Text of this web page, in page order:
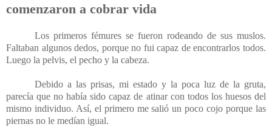
comenzaron a cobrar vida
Los primeros fémures se fueron rodeando de sus muslos.
Faltaban algunos dedos, porque no fui capaz de encontrarlos todos.
Luego la pelvis, el pecho y la cabeza.
Debido a las prisas, mi estado y la poca luz de la gruta,
parecía que no había sido capaz de atinar con todos los huesos del
mismo individuo. Así, el primero me salió un poco cojo porque las
piernas no le medían igual.